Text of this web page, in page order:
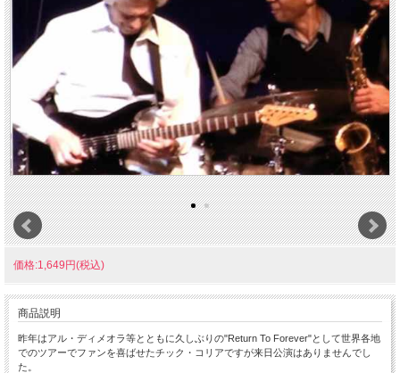
価格:1,649円(税込)
商品説明
昨年はアル・ディメオラ等とともに久しぶりの"Return To Forever"として世界各地
でのツアーでファンを喜ばせたチック・コリアですが来日公演はありませんでし
た。